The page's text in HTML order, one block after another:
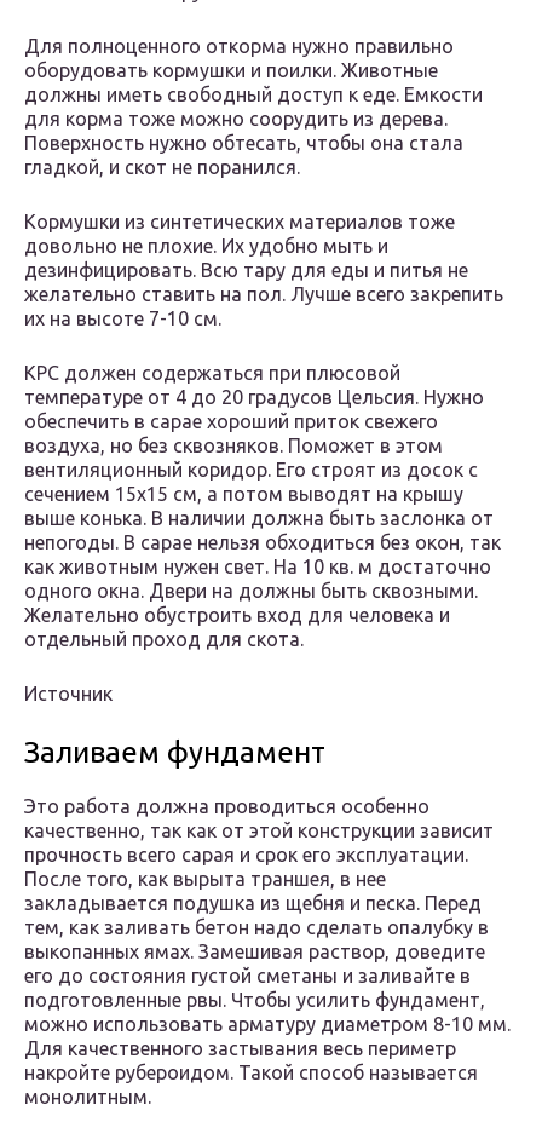
Для полноценного откорма нужно правильно
оборудовать кормушки и поилки. Животные
должны иметь свободный доступ к еде. Емкости
для корма тоже можно соорудить из дерева.
Поверхность нужно обтесать, чтобы она стала
гладкой, и скот не поранился.
Кормушки из синтетических материалов тоже
довольно не плохие. Их удобно мыть и
дезинфицировать. Всю тару для еды и питья не
желательно ставить на пол. Лучше всего закрепить
их на высоте 7-10 см.
КРС должен содержаться при плюсовой
температуре от 4 до 20 градусов Цельсия. Нужно
обеспечить в сарае хороший приток свежего
воздуха, но без сквозняков. Поможет в этом
вентиляционный коридор. Его строят из досок с
сечением 15х15 см, а потом выводят на крышу
выше конька. В наличии должна быть заслонка от
непогоды. В сарае нельзя обходиться без окон, так
как животным нужен свет. На 10 кв. м достаточно
одного окна. Двери на должны быть сквозными.
Желательно обустроить вход для человека и
отдельный проход для скота.
Источник
Заливаем фундамент
Это работа должна проводиться особенно
качественно, так как от этой конструкции зависит
прочность всего сарая и срок его эксплуатации.
После того, как вырыта траншея, в нее
закладывается подушка из щебня и песка. Перед
тем, как заливать бетон надо сделать опалубку в
выкопанных ямах. Замешивая раствор, доведите
его до состояния густой сметаны и заливайте в
подготовленные рвы. Чтобы усилить фундамент,
можно использовать арматуру диаметром 8-10 мм.
Для качественного застывания весь периметр
накройте рубероидом. Такой способ называется
монолитным.